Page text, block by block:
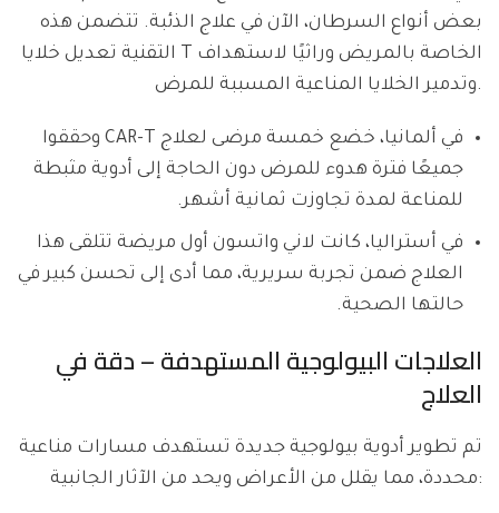
بعض أنواع السرطان، الآن في علاج الذئبة. تتضمن هذه
التقنية تعديل خلايا T الخاصة بالمريض وراثيًا لاستهداف
وتدمير الخلايا المناعية المسببة للمرض.
في ألمانيا، خضع خمسة مرضى لعلاج CAR-T وحققوا
جميعًا فترة هدوء للمرض دون الحاجة إلى أدوية مثبطة
للمناعة لمدة تجاوزت ثمانية أشهر.
في أستراليا، كانت لاني واتسون أول مريضة تتلقى هذا
العلاج ضمن تجربة سريرية، مما أدى إلى تحسن كبير في
حالتها الصحية.
العلاجات البيولوجية المستهدفة – دقة في
العلاج
تم تطوير أدوية بيولوجية جديدة تستهدف مسارات مناعية
محددة، مما يقلل من الأعراض ويحد من الآثار الجانبية: